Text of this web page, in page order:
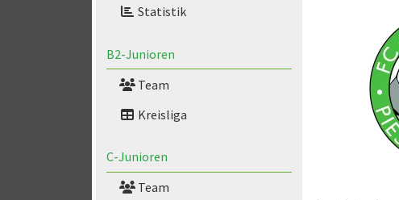
Statistik
B2-Junioren
Team
Kreisliga
C-Junioren
Team